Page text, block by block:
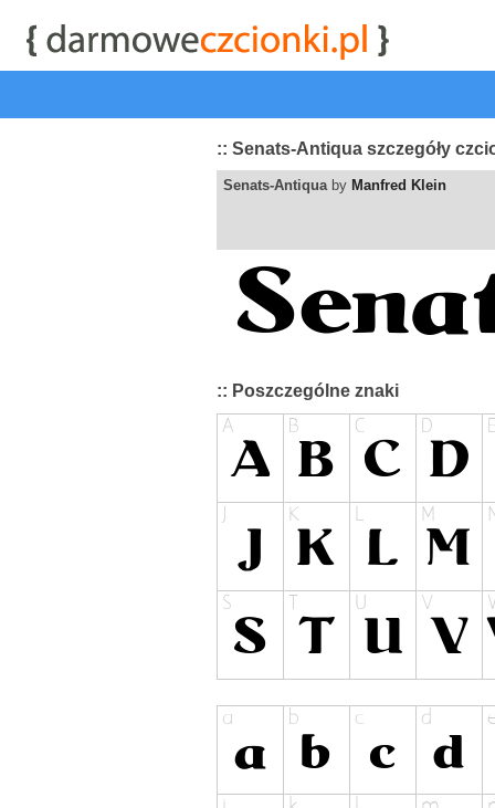
| przeglądaj najwyżej
:: Senats-Antiqua szczegóły
Senats-Antiquaby Manfred Klein
:: Poszczególne znaki